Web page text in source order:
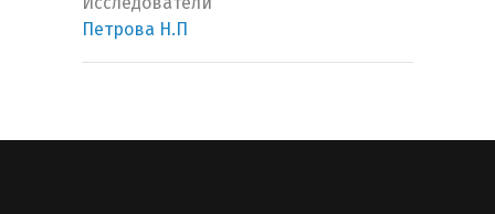
Петрова Н.П